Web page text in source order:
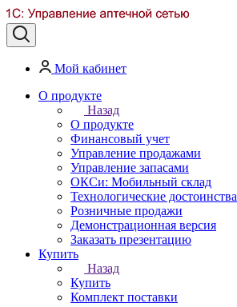
Мой кабинет
О продукте
Назад
О продукте
Финансовый учет
Управление продажами
Управление запасами
ОКСи: Мобильный склад
Технологические достоинства
Розничные продажи
Демонстрационная версия
Заказать презентацию
Купить
Назад
Купить
Комплект поставки